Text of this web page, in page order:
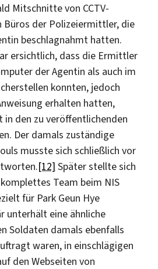
Mitschnitte von CCTV-
Büros der Polizeiermittler, die
beschlagnahmt hatten.
ersichtlich, dass die Ermittler
der Agentin als auch im
konnten, jedoch
erhalten hatten,
in den zu veröffentlichenden
Der damals zuständige
musste sich schließlich vor
[12] Später stellte sich
Team beim NIS
für Park Geun Hye
unterhält eine ähnliche
Soldaten damals ebenfalls
waren, in einschlägigen
den Webseiten von